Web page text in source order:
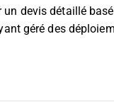
devis détaillé
géré des